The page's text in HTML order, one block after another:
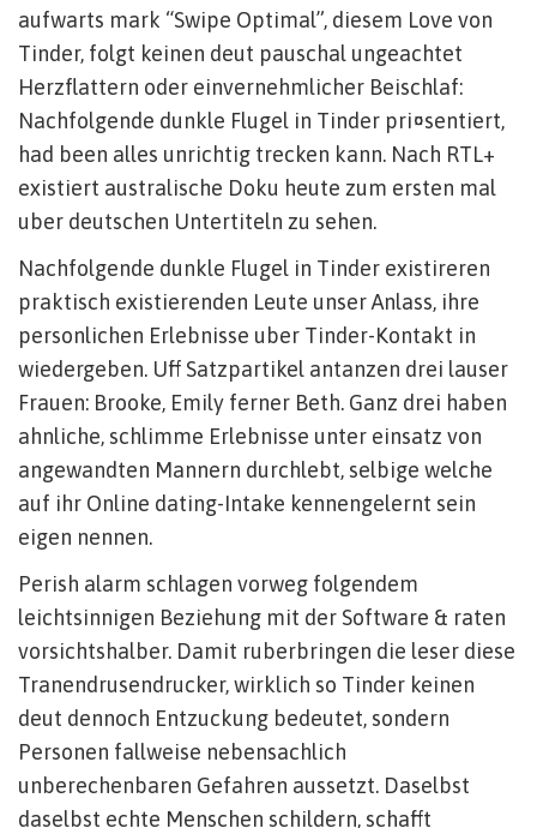
aufwarts mark “Swipe Optimal”, diesem Love von
Tinder, folgt keinen deut pauschal ungeachtet
Herzflattern oder einvernehmlicher Beischlaf:
Nachfolgende dunkle Flugel in Tinder pri¤sentiert,
had been alles unrichtig trecken kann. Nach RTL+
existiert australische Doku heute zum ersten mal
uber deutschen Untertiteln zu sehen.
Nachfolgende dunkle Flugel in Tinder existireren
praktisch existierenden Leute unser Anlass, ihre
personlichen Erlebnisse uber Tinder-Kontakt in
wiedergeben. Uff Satzpartikel antanzen drei lauser
Frauen: Brooke, Emily ferner Beth. Ganz drei haben
ahnliche, schlimme Erlebnisse unter einsatz von
angewandten Mannern durchlebt, selbige welche
auf ihr Online dating-Intake kennengelernt sein
eigen nennen.
Perish alarm schlagen vorweg folgendem
leichtsinnigen Beziehung mit der Software & raten
vorsichtshalber. Damit ruberbringen die leser diese
Tranendrusendrucker, wirklich so Tinder keinen
deut dennoch Entzuckung bedeutet, sondern
Personen fallweise nebensachlich
unberechenbaren Gefahren aussetzt. Daselbst
daselbst echte Menschen schildern, schafft